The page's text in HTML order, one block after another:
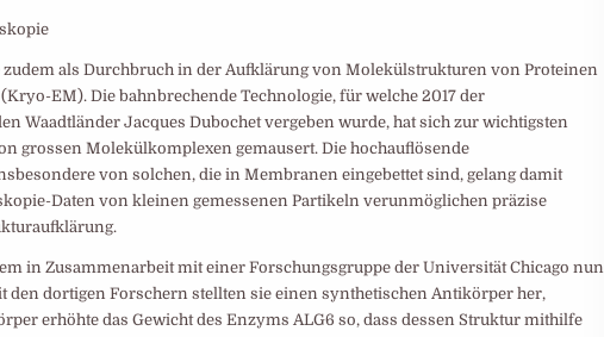
zudem als Durchbruch in der Aufklärung von Molekülstrukturen von Proteinen
​EM). Die bahnbrechende Technologie, für welche 2017 der
Waadtländer Jacques Dubochet vergeben wurde, hat sich zur wichtigsten
grossen Molekülkomplexen gemausert. Die hochauflösende
von solchen, die in Membranen eingebettet sind, gelang damit
​Daten von kleinen gemessenen Partikeln verunmöglichen präzise
in Zusammenarbeit mit einer Forschungsgruppe der Universität Chicago nun
dortigen Forschern stellten sie einen synthetischen Antikörper her,
erhöhte das Gewicht des Enzyms ALG6 so, dass dessen Struktur mithilfe